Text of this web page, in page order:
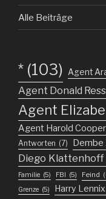
Alle Beiträge
* (103) Agent
Agent Donald
Agent
Agent Harold Cooper
Antworten (7) Dembe
Diego Klattenhoff
Familie (5) FBI (5) Feind
Grenze (5) Harry Lennix